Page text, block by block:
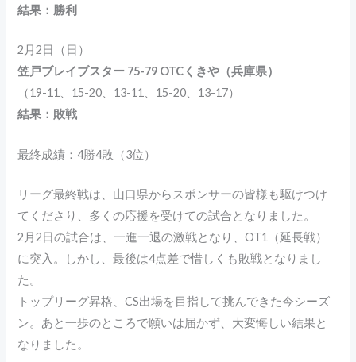
結果：勝利
2月2日（日）
笠戸ブレイブスター 75-79 OTCくきや（兵庫県）
（19-11、15-20、13-11、15-20、13-17）
結果：敗戦
最終成績：4勝4敗（3位）
リーグ最終戦は、山口県からスポンサーの皆様も駆けつけ
てくださり、多くの応援を受けての試合となりました。
2月2日の試合は、一進一退の激戦となり、OT1（延長戦）
に突入。しかし、最後は4点差で惜しくも敗戦となりまし
た。
トップリーグ昇格、CS出場を目指して挑んできた今シーズ
ン。あと一歩のところで願いは届かず、大変悔しい結果と
なりました。